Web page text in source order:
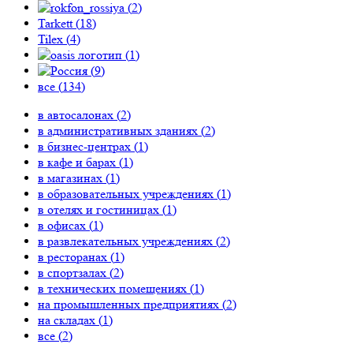
(2)
Tarkett (18)
Tilex (4)
(1)
(9)
все (134)
в автосалонах (2)
в административных зданиях (2)
в бизнес-центрах (1)
в кафе и барах (1)
в магазинах (1)
в образовательных учреждениях (1)
в отелях и гостиницах (1)
в офисах (1)
в развлекательных учреждениях (2)
в ресторанах (1)
в спортзалах (2)
в технических помещениях (1)
на промышленных предприятиях (2)
на складах (1)
все (2)